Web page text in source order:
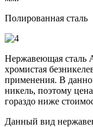
Полированная сталь
Нержавеющая сталь
хромистая
применения. В
никель, поэтому
гораздо ниже
Данный вид